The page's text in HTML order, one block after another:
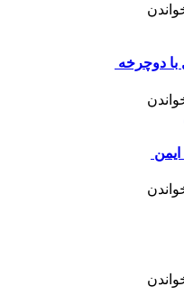
با دوچرخه